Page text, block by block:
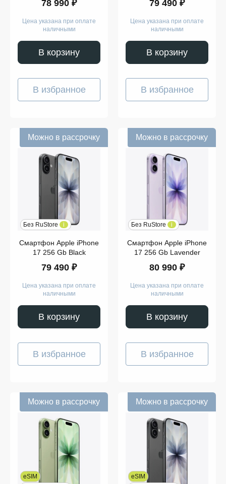
78 990 ₽
Цена указана при оплате
наличными
В корзину
В избранное
79 490 ₽
Цена указана при оплате
наличными
В корзину
В избранное
Можно в рассрочку
Смартфон Apple iPhone
17 256 Gb Black
Без RuStore i
79 490 ₽
Цена указана при оплате
наличными
В корзину
В избранное
Можно в рассрочку
Смартфон Apple iPhone
17 256 Gb Lavender
Без RuStore i
80 990 ₽
Цена указана при оплате
наличными
В корзину
В избранное
Можно в рассрочку
eSIM
Можно в рассрочку
eSIM